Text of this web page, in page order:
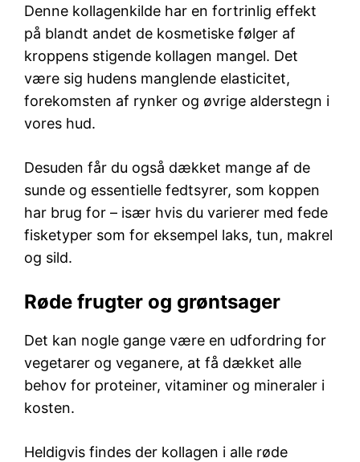
Denne kollagenkilde har en fortrinlig effekt
på blandt andet de kosmetiske følger af
kroppens stigende kollagen mangel. Det
være sig hudens manglende elasticitet,
forekomsten af rynker og øvrige alderstegn i
vores hud.
Desuden får du også dækket mange af de
sunde og essentielle fedtsyrer, som koppen
har brug for – især hvis du varierer med fede
fisketyper som for eksempel laks, tun, makrel
og sild.
Røde frugter og grøntsager
Det kan nogle gange være en udfordring for
vegetarer og veganere, at få dækket alle
behov for proteiner, vitaminer og mineraler i
kosten.
Heldigvis findes der kollagen i alle røde